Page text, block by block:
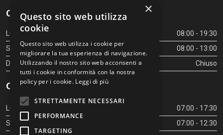
Orari Centro Diagnostico
Lunedì - Venerdì
08:00 - 19:30
Sabato
08:00 - 13:00
Domenica
Chiuso
Orari Centro Diagnostico
Lunedì - Venerdì
07:00 - 17:30
Sabato
07:00 - 12:30
×
Questo sito web utilizza
cookie
Questo sito web utilizza i cookie per
migliorare la tua esperienza di navigazione.
Utilizzando il nostro sito web acconsenti a
tutti i cookie in conformità con la nostra
policy per i cookie. Leggi di più
STRETTAMENTE NECESSARI
PERFORMANCE
TARGETING